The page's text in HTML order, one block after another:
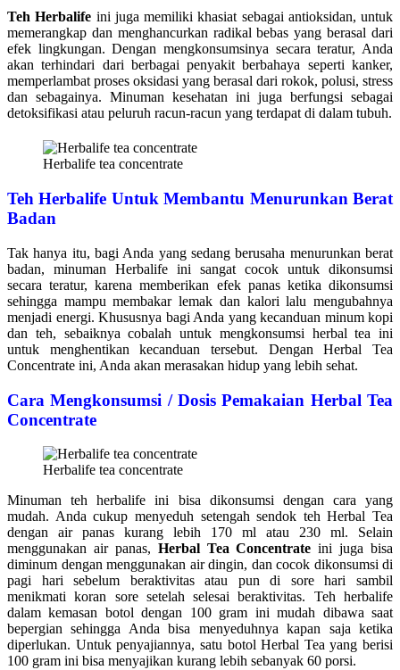
Teh Herbalife ini juga memiliki khasiat sebagai antioksidan, untuk
memerangkap dan menghancurkan radikal bebas yang berasal dari
efek lingkungan. Dengan mengkonsumsinya secara teratur, Anda
akan terhindari dari berbagai penyakit berbahaya seperti kanker,
memperlambat proses oksidasi yang berasal dari rokok, polusi, stress
dan sebagainya. Minuman kesehatan ini juga berfungsi sebagai
detoksifikasi atau peluruh racun-racun yang terdapat di dalam tubuh.
Herbalife tea concentrate
Teh Herbalife Untuk Membantu Menurunkan Berat
Badan
Tak hanya itu, bagi Anda yang sedang berusaha menurunkan berat
badan, minuman Herbalife ini sangat cocok untuk dikonsumsi
secara teratur, karena memberikan efek panas ketika dikonsumsi
sehingga mampu membakar lemak dan kalori lalu mengubahnya
menjadi energi. Khususnya bagi Anda yang kecanduan minum kopi
dan teh, sebaiknya cobalah untuk mengkonsumsi herbal tea ini
untuk menghentikan kecanduan tersebut. Dengan Herbal Tea
Concentrate ini, Anda akan merasakan hidup yang lebih sehat.
Cara Mengkonsumsi / Dosis Pemakaian Herbal Tea
Concentrate
Herbalife tea concentrate
Minuman teh herbalife ini bisa dikonsumsi dengan cara yang
mudah. Anda cukup menyeduh setengah sendok teh Herbal Tea
dengan air panas kurang lebih 170 ml atau 230 ml. Selain
menggunakan air panas, Herbal Tea Concentrate ini juga bisa
diminum dengan menggunakan air dingin, dan cocok dikonsumsi di
pagi hari sebelum beraktivitas atau pun di sore hari sambil
menikmati koran sore setelah selesai beraktivitas. Teh herbalife
dalam kemasan botol dengan 100 gram ini mudah dibawa saat
bepergian sehingga Anda bisa menyeduhnya kapan saja ketika
diperlukan. Untuk penyajiannya, satu botol Herbal Tea yang berisi
100 gram ini bisa menyajikan kurang lebih sebanyak 60 porsi.